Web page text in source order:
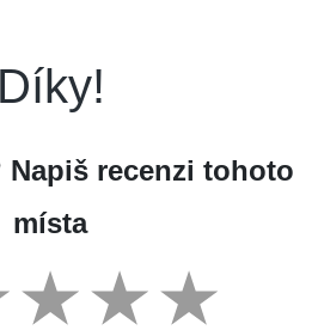
Díky!
Napiš recenzi tohoto
místa